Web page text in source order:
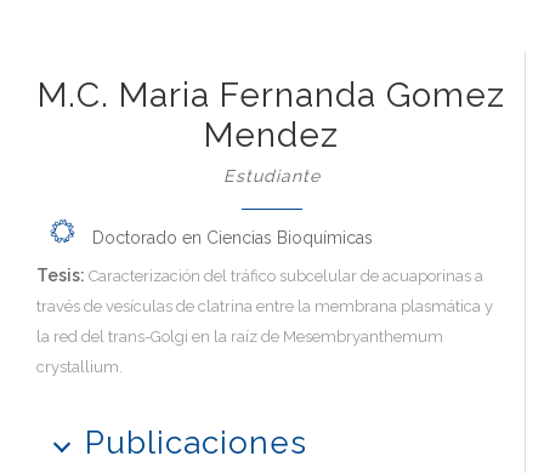
M.C. Maria Fernanda Gomez
Mendez
Estudiante
Doctorado en Ciencias Bioquímicas
Tesis: Caracterización del tráfico subcelular de acuaporinas a
través de vesículas de clatrina entre la membrana plasmática y
la red del trans-Golgi en la raíz de Mesembryanthemum
crystallium.
Publicaciones